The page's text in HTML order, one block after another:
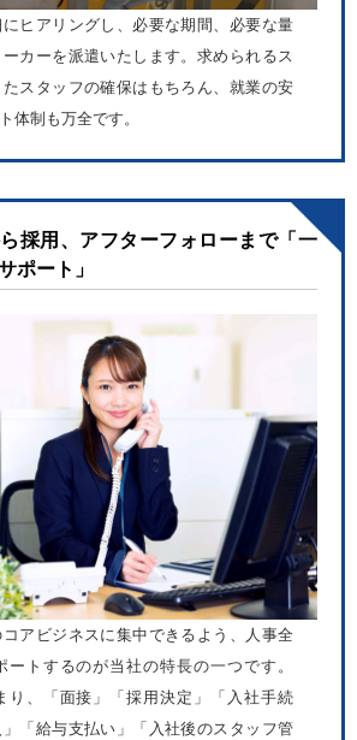
ヒアリングし、必要な期間、必要な量
カーを派遣いたします。求められるス
スタッフの確保はもちろん、就業の安
体制も万全です。
採用、アフターフォローまで「一
ポート」
アビジネスに集中できるよう、人事全
トするのが当社の特長の一つです。
り、「面接」「採用決定」「入社手続
「給与支払い」「入社後のスタッフ管